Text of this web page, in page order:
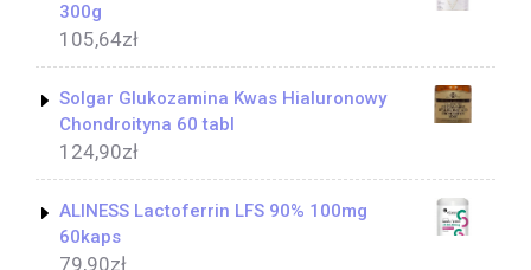
300g
105,64zł
Solgar Glukozamina Kwas Hialuronowy
Chondroityna 60 tabl
124,90zł
ALINESS Lactoferrin LFS 90% 100mg
60kaps
79,90zł